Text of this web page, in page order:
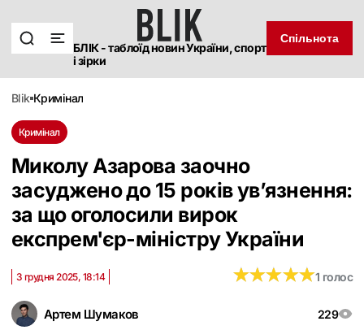
БЛІК - таблоїд новин України, спорт
і зірки
Спільнота
blik кримінал
Кримінал
Миколу Азарова заочно
засуджено до 15 років ув’язнення:
за що оголосили вирок
експрем'єр-міністру України
Артем Шумаков 229
3 грудня 2025, 18:14 ★★★★★
★★★★★1 голос